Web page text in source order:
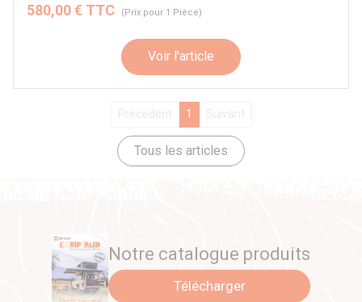
Tous les articles
580,00 € TTC (Prix pour 1 Pièce)
Voir l'article
Précédent 1 Suivant
Notre catalogue produits
Télécharger